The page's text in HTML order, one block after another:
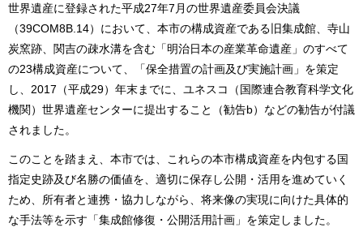
世界遺産に登録された平成27年7月の世界遺産委員会決議
（39COM8B.14）において、本市の構成資産である旧集成館、寺山
炭窯跡、関吉の疎水溝を含む「明治日本の産業革命遺産」のすべて
の23構成資産について、「保全措置の計画及び実施計画」を策定
し、2017（平成29）年末までに、ユネスコ（国際連合教育科学文化
機関）世界遺産センターに提出すること（勧告b）などの勧告が付議
されました。
このことを踏まえ、本市では、これらの本市構成資産を内包する国
指定史跡及び名勝の価値を、適切に保存し公開・活用を進めていく
ため、所有者と連携・協力しながら、将来像の実現に向けた具体的
な手法等を示す「集成館修復・公開活用計画」を策定しました。